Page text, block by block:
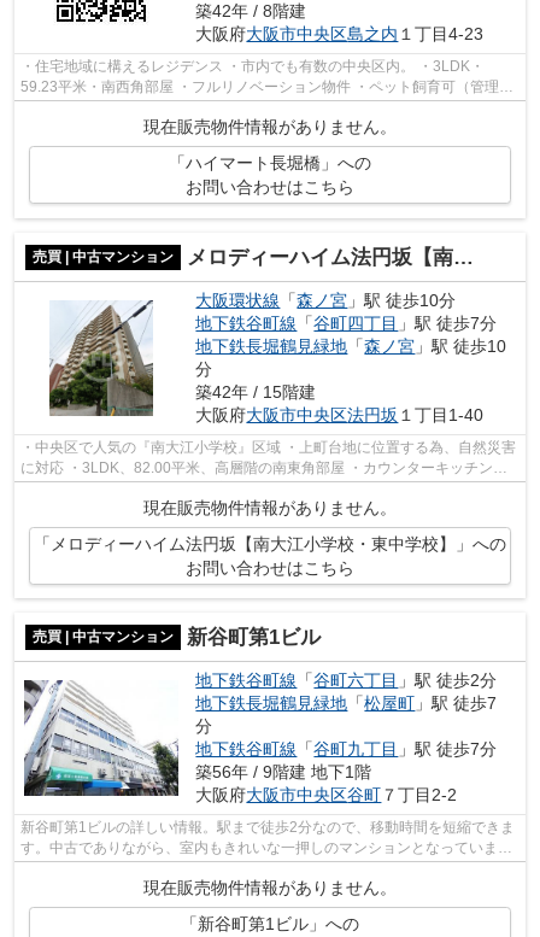
築42年 / 8階建
大阪府大阪市中央区島之内 １丁目4-23
・住宅地域に構えるレジデンス ・市内でも有数の中央区内。 ・3LDK・
59.23平米・南西角部屋 ・フルリノベーション物件 ・ペット飼育可（管理規
現在販売物件情報がありません。
「ハイマート長堀橋」への
お問い合わせはこちら
売買 | 中古マンション メロディーハイム法円坂【南大江小学校・東中学校】
大阪環状線 「森ノ宮 」駅 徒歩10分
地下鉄谷町線 「谷町四丁目 」駅 徒歩7分
地下鉄長堀鶴見緑地 「森ノ宮 」駅 徒歩10
分
築42年 / 15階建
大阪府大阪市中央区法円坂 １丁目1-40
・中央区で人気の『南大江小学校』区域 ・上町台地に位置する為、自然災害
に対応 ・3LDK、82.00平米、高層階の南東角部屋 ・カウンターキッチンの
リビングはなんと20帖 ・難波宮跡公園...
現在販売物件情報がありません。
「メロディーハイム法円坂【南大江小学校・東中学校】」への
お問い合わせはこちら
売買 | 中古マンション 新谷町第1ビル
地下鉄谷町線 「谷町六丁目 」駅 徒歩2分
地下鉄長堀鶴見緑地 「松屋町 」駅 徒歩7
分
地下鉄谷町線 「谷町九丁目 」駅 徒歩7分
築56年 / 9階建 地下1階
大阪府大阪市中央区谷町 ７丁目2-2
新谷町第1ビルの詳しい情報。駅まで徒歩2分なので、移動時間を短縮できま
す。中古でありながら、室内もきれいな一押しのマンションとなっていま
現在販売物件情報がありません。
「新谷町第1ビル」への